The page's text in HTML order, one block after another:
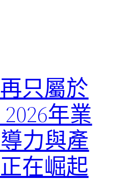
只屬於
年業
力與產
在崛起